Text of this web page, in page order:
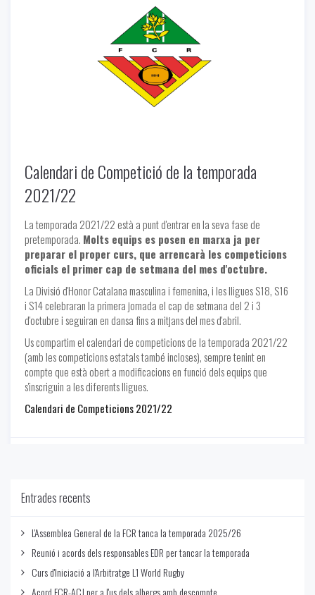
Calendari de Competició de la temporada
2021/22
La temporada 2021/22 està a punt d'entrar en la seva fase de
pretemporada. Molts equips es posen en marxa ja per
preparar el proper curs, que arrencarà les competicions
oficials el primer cap de setmana del mes d'octubre.
La Divisió d'Honor Catalana masculina i femenina, i les lligues S18, S16
i S14 celebraran la primera jornada el cap de setmana del 2 i 3
d'octubre i seguiran en dansa fins a mitjans del mes d'abril.
Us compartim el calendari de competicions de la temporada 2021/22
(amb les competicions estatals també incloses), sempre tenint en
compte que està obert a modificacions en funció dels equips que
s'inscriguin a les diferents lligues.
Calendari de Competicions 2021/22
Entrades recents
L'Assemblea General de la FCR tanca la temporada 2025/26
Reunió i acords dels responsables EDR per tancar la temporada
Curs d'Iniciació a l'Arbitratge L1 World Rugby